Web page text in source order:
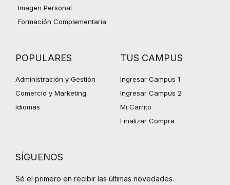
Imagen Personal
Formación Complementaria
POPULARES
Administración y Gestión
Comercio y Marketing
Idiomas
TUS CAMPUS
Ingresar Campus 1
Ingresar Campus 2
Mi Carrito
Finalizar Compra
SÍGUENOS
Sé el primero en recibir las últimas novedades.